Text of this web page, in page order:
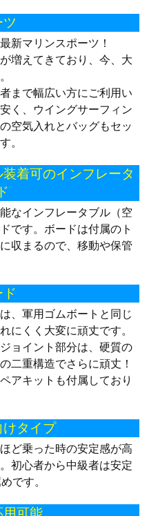
新マリンスポーツ！
増えてきており、今、大
まで幅広い方にご利用い
く、ウイングサーフィン
空気入れとバッグもセッ
。
着可のインフレータ
なインフレータブル（空
です。ボードは付属のト
収まるので、移動や保管
、軍用ゴムボートと同じ
にくく大変に頑丈です。
ョイント部分は、硬質の
二重構造でさらに頑丈！
アキットも付属しており
タイプ
ど乗った時の安定感が高
初心者から中級者は安定
です。
可能